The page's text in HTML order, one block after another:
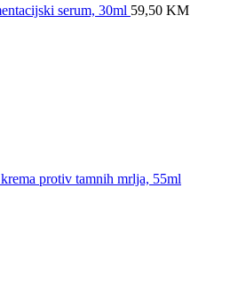
serum, 30ml 59,50 KM
protiv tamnih mrlja, 55ml